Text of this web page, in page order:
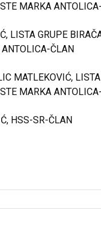
MARKA
LISTA GRUPE
ČLAN
MATLEKOVIĆ,
MARKA
HSS-SR-ČLAN